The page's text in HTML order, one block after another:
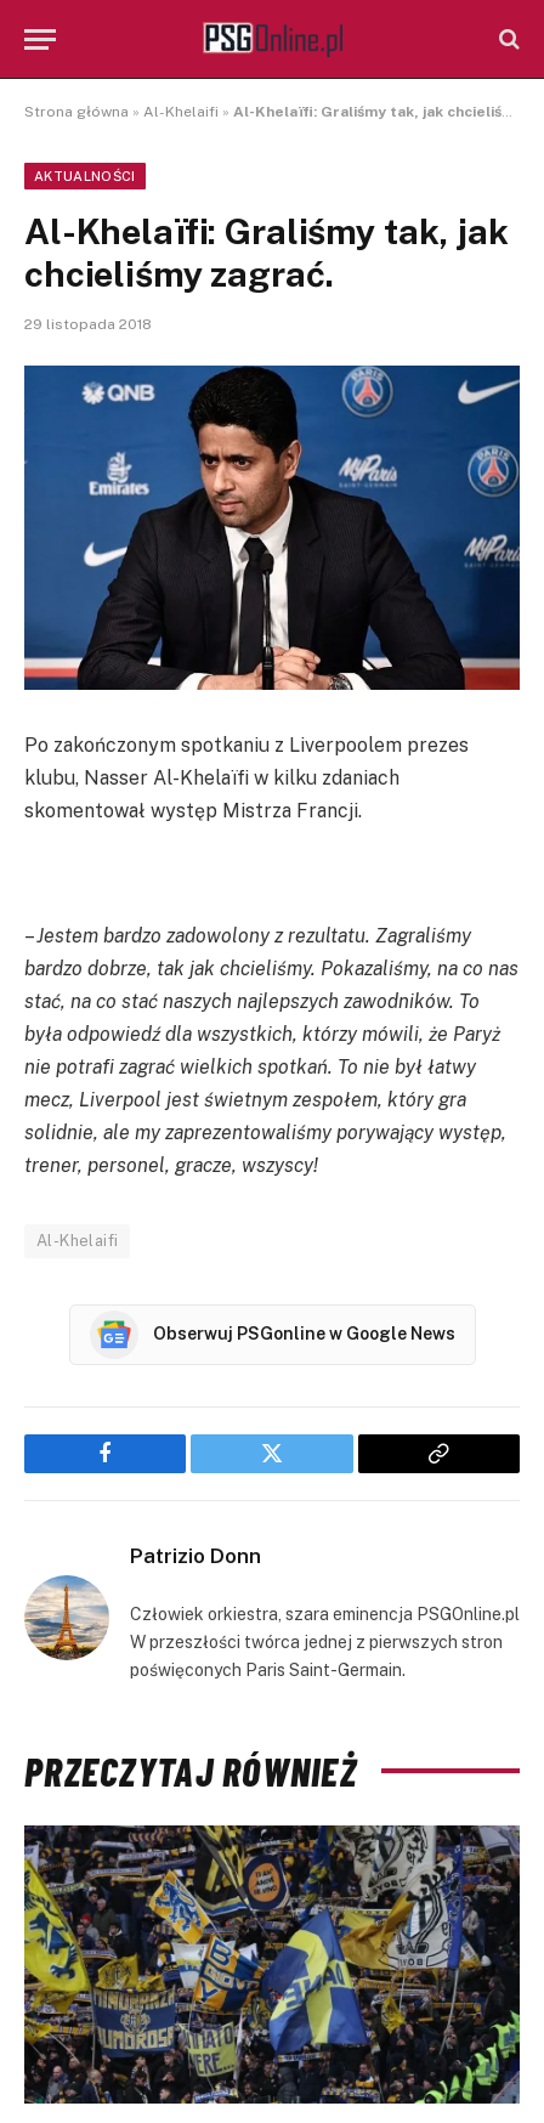
Strona główna » Al-Khelaifi » Al-Khelaïfi: Graliśmy tak, jak chcieliśmy zagrać.
AKTUALNOŚCI
Al-Khelaïfi: Graliśmy tak, jak
chcieliśmy zagrać.
29 listopada 2018
Po zakończonym spotkaniu z Liverpoolem prezes
klubu, Nasser Al-Khelaïfi w kilku zdaniach
skomentował występ Mistrza Francji.
–Jestem bardzo zadowolony z rezultatu. Zagraliśmy
bardzo dobrze, tak jak chcieliśmy. Pokazaliśmy, na co nas
stać, na co stać naszych najlepszych zawodników. To
była odpowiedź dla wszystkich, którzy mówili, że Paryż
nie potrafi zagrać wielkich spotkań. To nie był łatwy
mecz, Liverpool jest świetnym zespołem, który gra
solidnie, ale my zaprezentowaliśmy porywający występ,
trener, personel, gracze, wszyscy!
Al-Khelaifi
Obserwuj PSGonline w Google News
Facebook Twitter
Copy
Patrizio Donn
Człowiek orkiestra, szara eminencja PSGOnline.pl
W przeszłości twórca jednej z pierwszych stron
poświęconych Paris Saint-Germain.
PRZECZYTAJ RÓWNIEŻ